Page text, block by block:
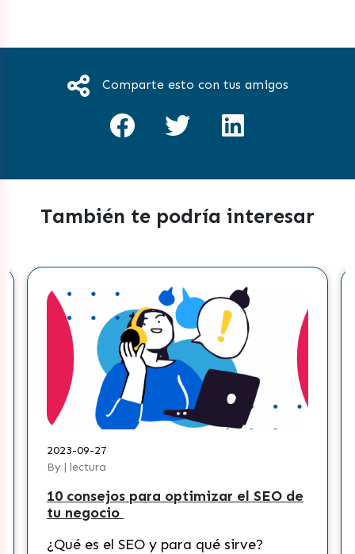
Comparte esto con tus amigos
También te podría interesar
2023-09-27
By | lectura
10 consejos para optimizar el SEO de
tu negocio
¿Qué es el SEO y para qué sirve?